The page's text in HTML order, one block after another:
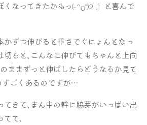
くなってきたかも っ(˶ᵔᗜᵔ)੭ﾞ』と喜んで
かずつ伸びると重さでぐにょんとなっ
切ると､こんなに伸びてもちゃんと上向
ままずっと伸ばしたらどうなるか見て
すごくあるのですが…
てきて､まん中の幹に脇芽がいっぱい出
てて､